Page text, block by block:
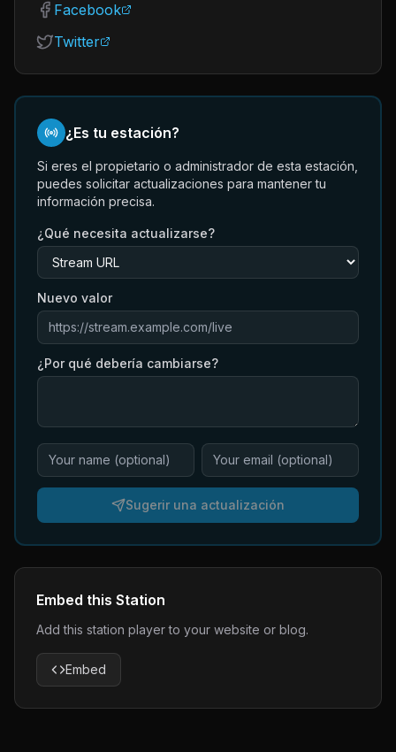
Facebook
Twitter
¿Es tu estación?
Si eres el propietario o administrador de esta estación,
puedes solicitar actualizaciones para mantener tu
información precisa.
¿Qué necesita actualizarse?
Nuevo valor
¿Por qué debería cambiarse?
Sugerir una actualización
Embed this Station
Add this station player to your website or blog.
Embed